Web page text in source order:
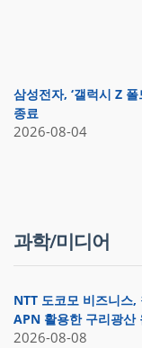
삼성전자, ‘갤럭시 Z
종료
2026-08-04
과학/미디어
NTT 도코모 비즈니스,
APN 활용한 구리광산
2026-08-08